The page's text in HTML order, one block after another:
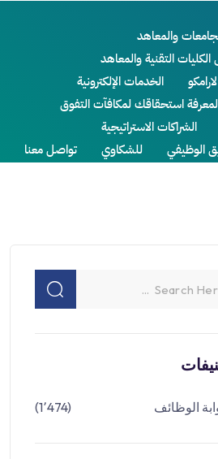
والمعاهد
الكليات التقنية والمعاهد
الخدمات الإلكترونية
لمعرفة استحقاقك لمكافآت التفوق
الشراكات الاستراتيجية
الوظيفي للشكاوي تواصل معنا
الوظائف (1٬474)